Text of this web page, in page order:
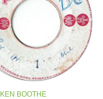
KEN BOOTHE